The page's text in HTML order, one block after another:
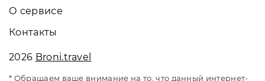
О сервисе
Контакты
2026 Broni.travel
* Обращаем ваше внимание на то, что данный интернет-